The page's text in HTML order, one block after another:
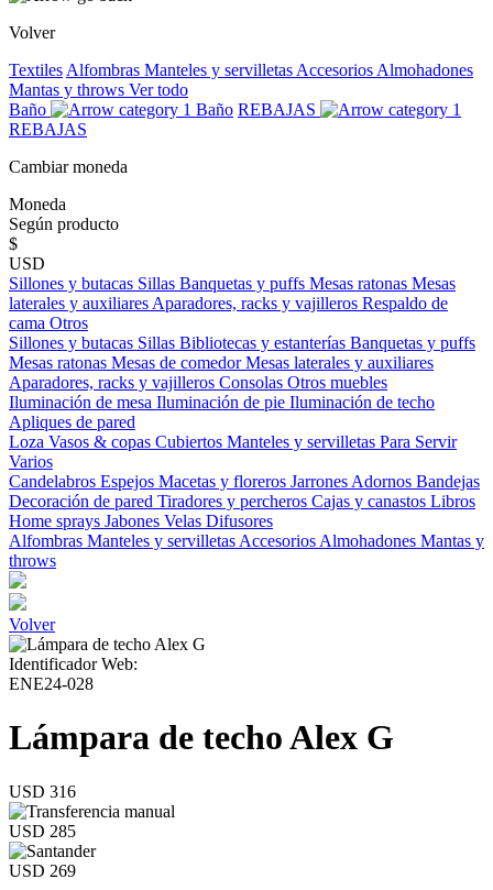
Volver
Textiles Alfombras Manteles y servilletas Accesorios Almohadones
Mantas y throws Ver todo
Baño
Baño REBAJAS
REBAJAS
Cambiar moneda
Moneda
Según producto
$
USD
Sillones y butacas Sillas Banquetas y puffs Mesas ratonas Mesas
laterales y auxiliares Aparadores, racks y vajilleros Respaldo de
cama Otros
Sillones y butacas Sillas Bibliotecas y estanterías Banquetas y puffs
Mesas ratonas Mesas de comedorMesas laterales y auxiliares
Aparadores, racks y vajilleros Consolas Otros muebles
Iluminación de mesa Iluminación de pie Iluminación de techo
Apliques de pared
Loza Vasos & copas Cubiertos Manteles y servilletas Para Servir
Varios
Candelabros Espejos Macetas y floreros Jarrones Adornos Bandejas
Decoración de pared Tiradores y percheros Cajas y canastos Libros
Home sprays Jabones Velas Difusores
Alfombras Manteles y servilletas Accesorios Almohadones Mantas y
throws
Volver
Identificador Web:
ENE24-028
Lámpara de techo Alex G
USD 316
USD 285
USD 269